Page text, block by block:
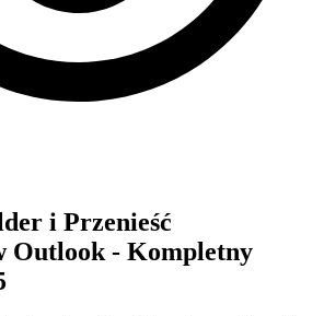
i Przenieść
Outlook - Kompletny